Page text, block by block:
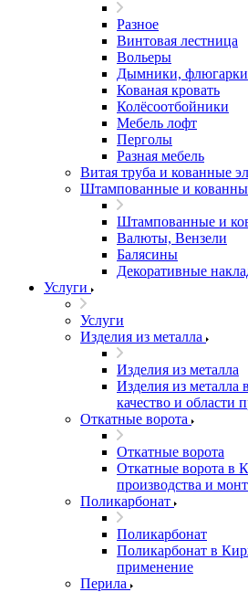
Разное
Винтовая лестница
Вольеры
Дымники, флюгарки
Кованая кровать
Колёсоотбойники
Мебель лофт
Перголы
Разная мебель
Витая труба и кованные
Штампованные и
Штампованные и
Валюты, Вензели
Балясины
Декоративные
Услуги
Услуги
Изделия из металла
Изделия из металла
Изделия из металла
качество и области
Откатные ворота
Откатные ворота
Откатные ворота в
производства и
Поликарбонат
Поликарбонат
Поликарбонат в
применение
Перила